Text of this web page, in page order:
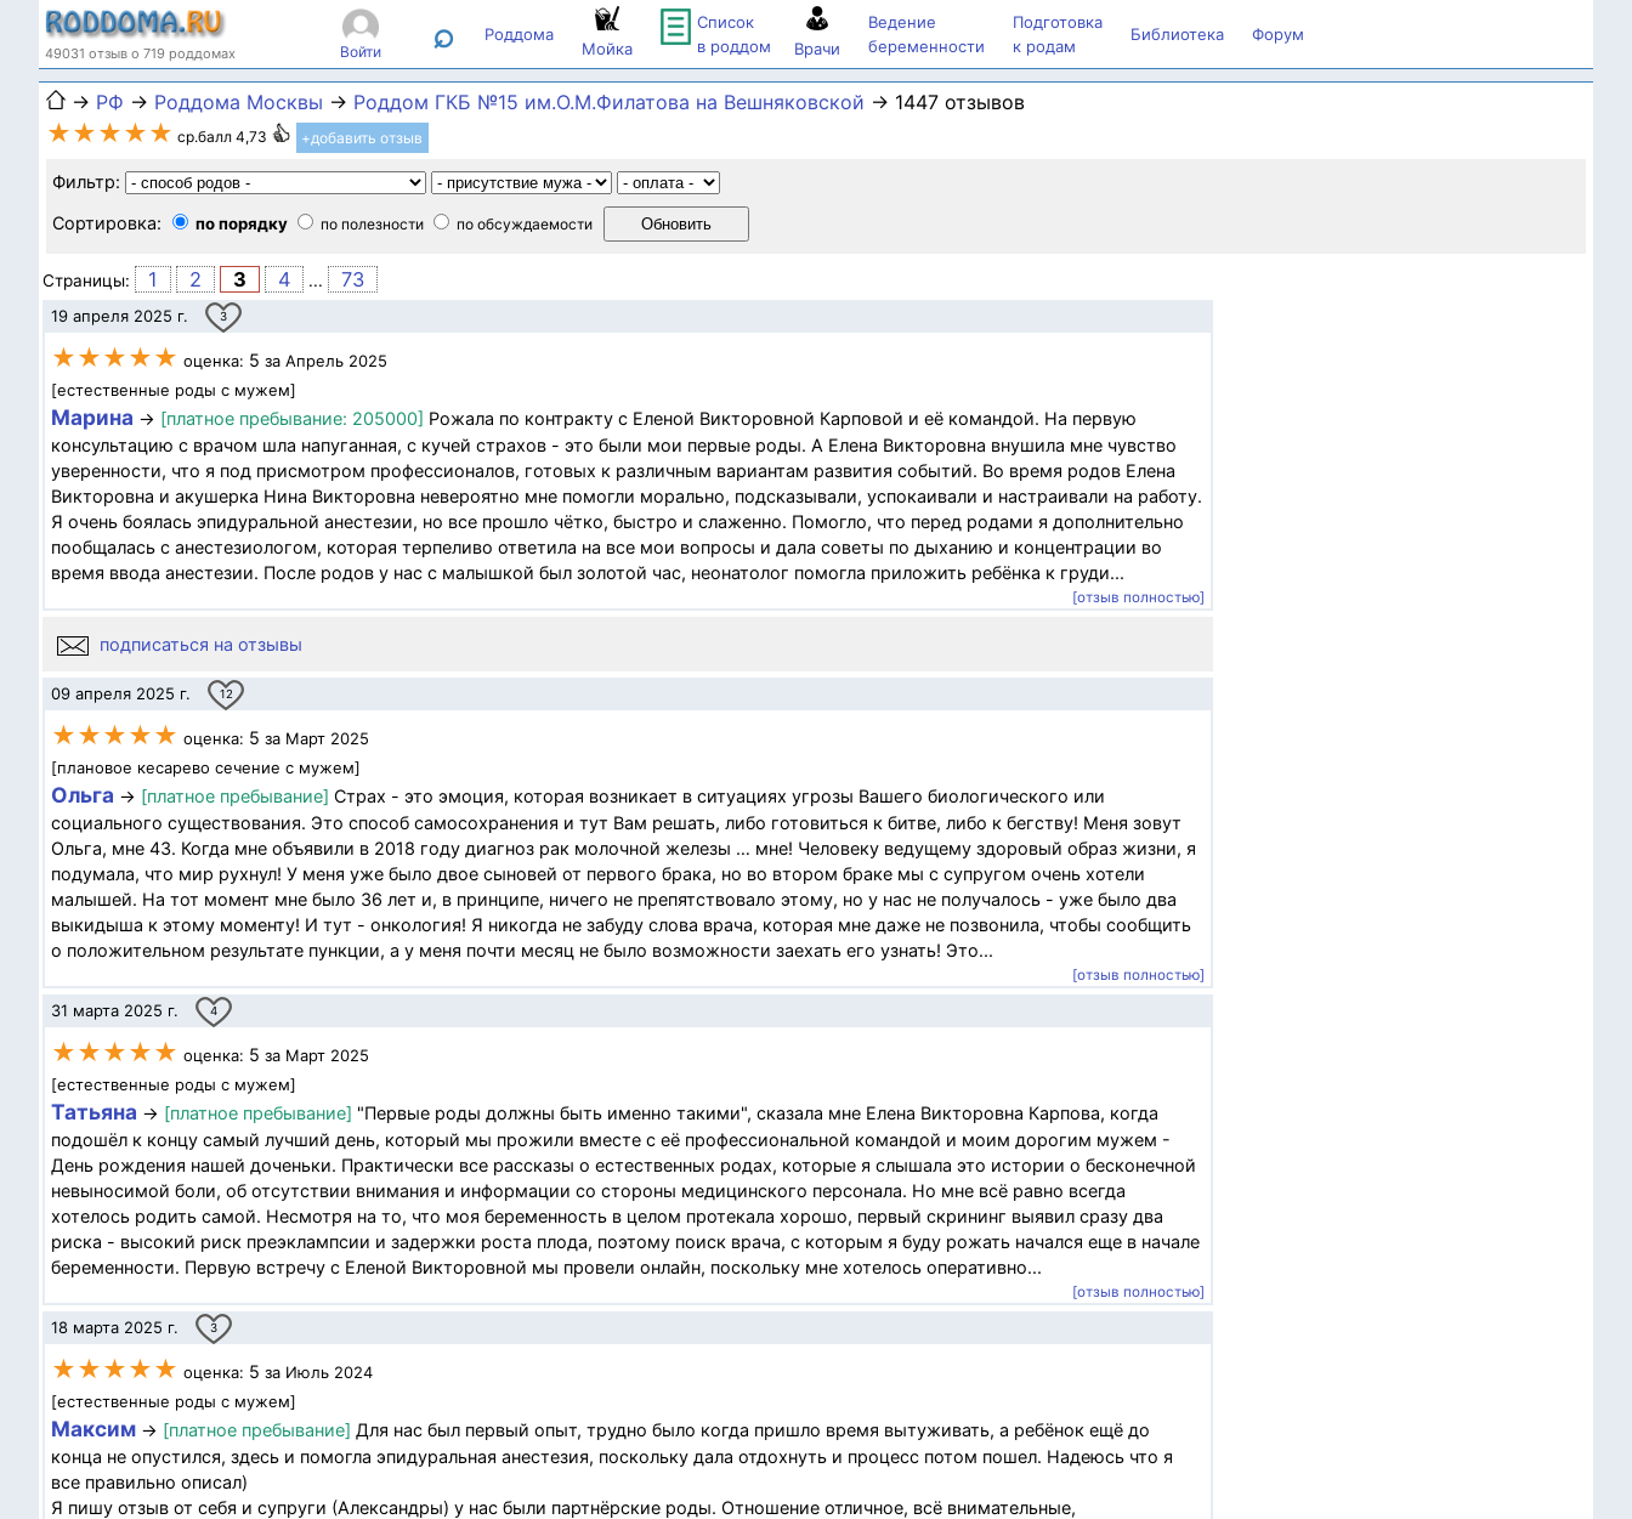
49031 отзыв о 719 роддомах Войти ⌕ Роддома
Мойка
Список
в роддом
Врачи
Ведение
беременности
Подготовка
к родам
Библиотека Форум
→ РФ → Роддома Москвы → Роддом ГКБ №15 им.О.М.Филатова на Вешняковской → 1447 отзывов
★★★★★ ср.балл 4,73 +добавить отзыв
Фильтр:
Сортировка:
по порядку по полезности по обсуждаемости
Страницы: 1 2 3 4 ... 73
19 апреля 2025 г. 3
★★★★★ оценка: 5 за Апрель 2025
[естественные роды с мужем]
Марина → [платное пребывание: 205000] Рожала по контракту с Еленой Викторовной Карповой и её командой. На первую
консультацию с врачом шла напуганная, с кучей страхов - это были мои первые роды. А Елена Викторовна внушила мне чувство
уверенности, что я под присмотром профессионалов, готовых к различным вариантам развития событий. Во время родов Елена
Викторовна и акушерка Нина Викторовна невероятно мне помогли морально, подсказывали, успокаивали и настраивали на работу.
Я очень боялась эпидуральной анестезии, но все прошло чётко, быстро и слаженно. Помогло, что перед родами я дополнительно
пообщалась с анестезиологом, которая терпеливо ответила на все мои вопросы и дала советы по дыханию и концентрации во
время ввода анестезии. После родов у нас с малышкой был золотой час, неонатолог помогла приложить ребёнка к груди...
[отзыв полностью]
подписаться на отзывы
09 апреля 2025 г. 12
★★★★★ оценка: 5 за Март 2025
[плановое кесарево сечение с мужем]
Ольга → [платное пребывание] Страх - это эмоция, которая возникает в ситуациях угрозы Вашего биологического или
социального существования. Это способ самосохранения и тут Вам решать, либо готовиться к битве, либо к бегству! Меня зовут
Ольга, мне 43. Когда мне объявили в 2018 году диагноз рак молочной железы … мне! Человеку ведущему здоровый образ жизни, я
подумала, что мир рухнул! У меня уже было двое сыновей от первого брака, но во втором браке мы с супругом очень хотели
малышей. На тот момент мне было 36 лет и, в принципе, ничего не препятствовало этому, но у нас не получалось - уже было два
выкидыша к этому моменту! И тут - онкология! Я никогда не забуду слова врача, которая мне даже не позвонила, чтобы сообщить
о положительном результате пункции, а у меня почти месяц не было возможности заехать его узнать! Это...
[отзыв полностью]
31 марта 2025 г. 4
★★★★★ оценка: 5 за Март 2025
[естественные роды с мужем]
Татьяна → [платное пребывание] "Первые роды должны быть именно такими", сказала мне Елена Викторовна Карпова, когда
подошёл к концу самый лучший день, который мы прожили вместе с её профессиональной командой и моим дорогим мужем -
День рождения нашей доченьки. Практически все рассказы о естественных родах, которые я слышала это истории о бесконечной
невыносимой боли, об отсутствии внимания и информации со стороны медицинского персонала. Но мне всё равно всегда
хотелось родить самой. Несмотря на то, что моя беременность в целом протекала хорошо, первый скрининг выявил сразу два
риска - высокий риск преэклампсии и задержки роста плода, поэтому поиск врача, с которым я буду рожать начался еще в начале
беременности. Первую встречу с Еленой Викторовной мы провели онлайн, поскольку мне хотелось оперативно...
[отзыв полностью]
18 марта 2025 г. 3
★★★★★ оценка: 5 за Июль 2024
[естественные роды с мужем]
Максим → [платное пребывание] Для нас был первый опыт, трудно было когда пришло время вытуживать, а ребёнок ещё до
конца не опустился, здесь и помогла эпидуральная анестезия, поскольку дала отдохнуть и процесс потом пошел. Надеюсь что я
все правильно описал)
Я пишу отзыв от себя и супруги (Александры) у нас были партнёрские роды. Отношение отличное, всё внимательные,